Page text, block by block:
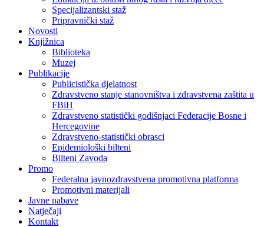
Specijalizantski staž
Pripravnički staž
Novosti
Knjižnica
Biblioteka
Muzej
Publikacije
Publicistička djelatnost
Zdravstveno stanje stanovništva i zdravstvena zaštita u
FBiH
Zdravstveno statistički godišnjaci Federacije Bosne i
Hercegovine
Zdravstveno-statistički obrasci
Epidemiološki bilteni
Bilteni Zavoda
Promo
Federalna javnozdravstvena promotivna platforma
Promotivni materijali
Javne nabave
Natječaji
Kontakt